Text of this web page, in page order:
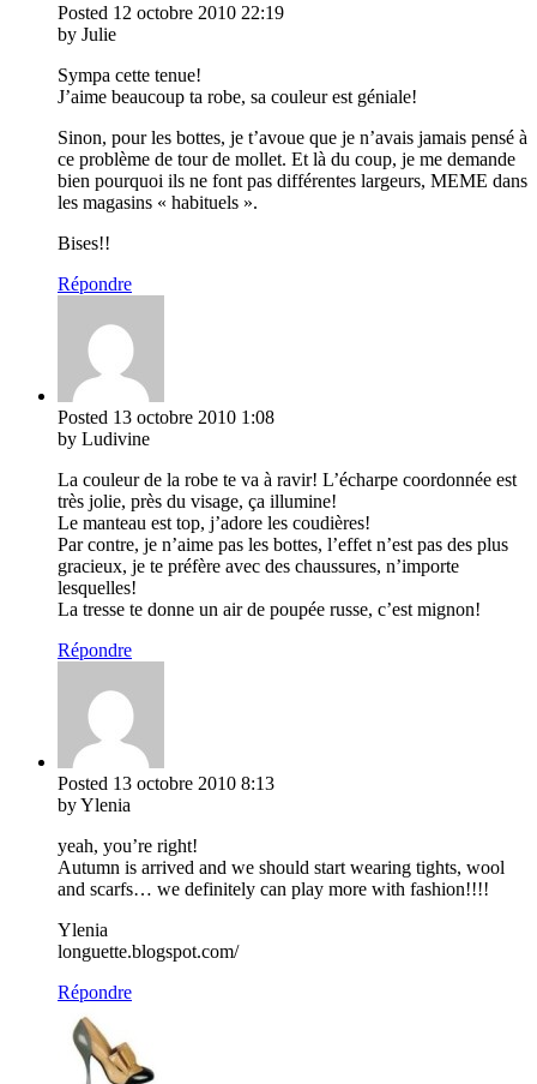
Posted 12 octobre 2010 22:19
by Julie
Sympa cette tenue!
J’aime beaucoup ta robe, sa couleur est géniale!
Sinon, pour les bottes, je t’avoue que je n’avais jamais pensé à
ce problème de tour de mollet. Et là du coup, je me demande
bien pourquoi ils ne font pas différentes largeurs, MEME dans
les magasins « habituels ».
Bises!!
Répondre
Posted 13 octobre 2010 1:08
by Ludivine
La couleur de la robe te va à ravir! L’écharpe coordonnée est
très jolie, près du visage, ça illumine!
Le manteau est top, j’adore les coudières!
Par contre, je n’aime pas les bottes, l’effet n’est pas des plus
gracieux, je te préfère avec des chaussures, n’importe
lesquelles!
La tresse te donne un air de poupée russe, c’est mignon!
Répondre
Posted 13 octobre 2010 8:13
by Ylenia
yeah, you’re right!
Autumn is arrived and we should start wearing tights, wool
and scarfs… we definitely can play more with fashion!!!!
Ylenia
longuette.blogspot.com/
Répondre